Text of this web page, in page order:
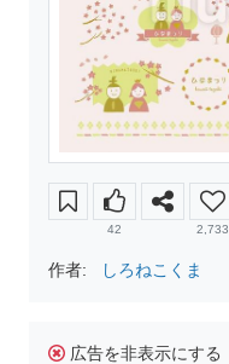
42 2,733
作者: しろねこくま
広告を非表示にする